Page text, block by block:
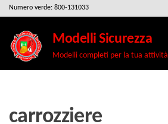
Salta
vai
contenuto
Numero verde: 800-131033
Modelli Sicurezza
Modelli completi per la tua attività
carrozziere